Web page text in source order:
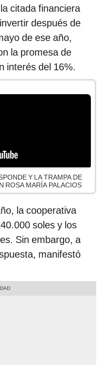
citada financiera
después de
de ese año,
la promesa de
interés del 16%.
Y LA TRAMPA DE
ROSA MARÍA PALACIOS
la cooperativa
soles y los
Sin embargo, a
manifestó